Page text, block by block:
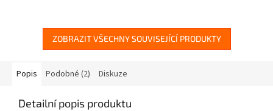
ZOBRAZIT VŠECHNY SOUVISEJÍCÍ PRODUKTY
Popis Podobné (2) Diskuze
Detailní popis produktu